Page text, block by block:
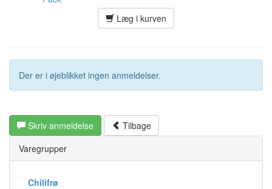
Læg i kurven
Der er i øjeblikket ingen anmeldelser.
Skriv anmeldelse
Tilbage
Varegrupper
Chilifrø